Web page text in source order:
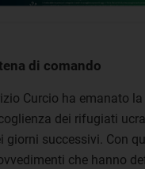
di comando
Curcio ha emanato
dei rifugiati
giorni successivi. Con
che hanno